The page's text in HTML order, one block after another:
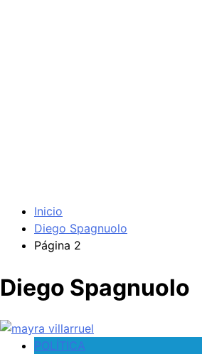
Inicio
Diego Spagnuolo
Página 2
Diego Spagnuolo
POLÍTICA